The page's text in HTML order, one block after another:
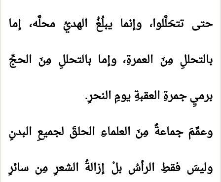
حتى تتحَلَّلوا، وإنما يبلُغُ الهديُ محلَّه، إما
بالتحللِ مِنَ العمرةِ، وإما بالتحللِ مِنَ الحجِّ
برميِ جمرةِ العقبةِ يومِ النحرِ.
وعمَّمَ جماعةٌ مِنَ العلماءِ الحلقَ لجميعِ البدنِ
وليسَ فقطِ الرأسُ بلْ إزالةُ الشعرِ مِن سائرِ